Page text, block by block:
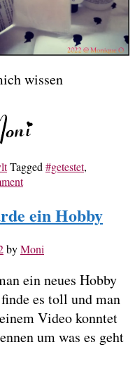
wissen
Tagged #getestet,
ein Hobby
byMoni
ein neues Hobby
es toll und man
Video konntet
um was es geht